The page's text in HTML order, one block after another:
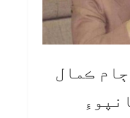
ڪمال